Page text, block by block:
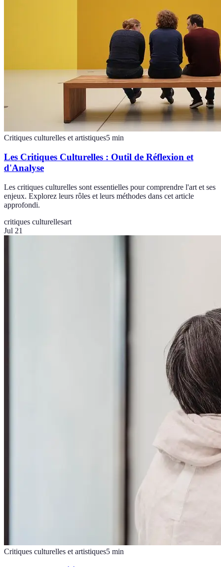
Critiques culturelles et artistiques5 min
Les Critiques Culturelles : Outil de Réflexion et
d'Analyse
Les critiques culturelles sont essentielles pour comprendre l'art et ses
enjeux. Explorez leurs rôles et leurs méthodes dans cet article
approfondi.
critiques culturellesart
Jul 21
Critiques culturelles et artistiques5 min